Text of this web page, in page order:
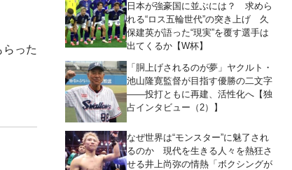
らった
日本が強豪国に並ぶには？ 求めら
れる“ロス五輪世代”の突き上げ 久
保建英が語った“現実”を覆す選手は
出てくるか【W杯】
「胴上げされるのが夢」ヤクルト・
池山隆寛監督が目指す優勝の二文字
――投打ともに再建、活性化へ【独
占インタビュー（2）】
なぜ世界は“モンスター”に魅了され
るのか 現代を生きる人々を熱狂さ
せる井上尚弥の情熱「ボクシングが